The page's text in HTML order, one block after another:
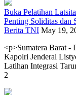
Buka Pelatihan
Penting Soliditas dan
Berita TNI May 19,
<p>Sumatera Barat -
Kapolri Jenderal
Latihan Integrasi
2